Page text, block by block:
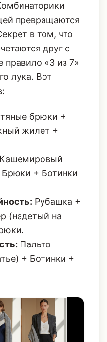
превращаются
в том, что
друг с
правило «3 из 7»
лука. Вот
брюки +
жилет +
Кашемировый
Брюки + Ботинки
Рубашка +
(надетый на
Пальто
+ Ботинки +